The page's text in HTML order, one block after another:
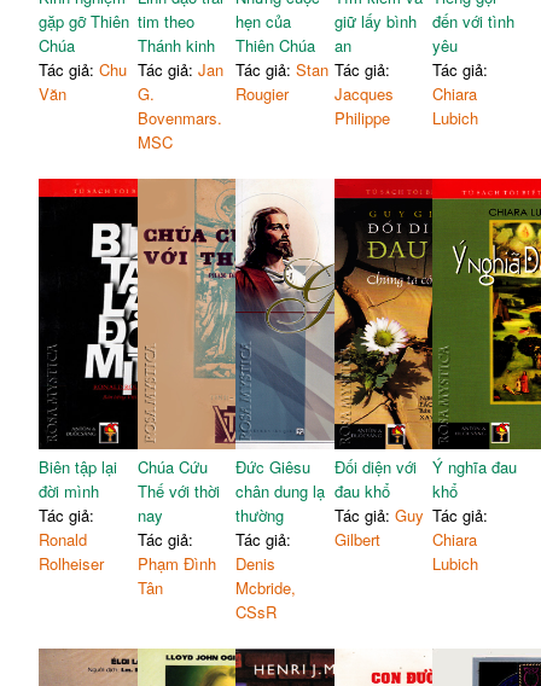
gặp gỡ Thiên
Chúa
Tác giả:Chu
Văn
tim theo
Thánh kinh
Tác giả: Jan
G.
Bovenmars.
MSC
hẹn của
Thiên Chúa
Tác giả:Stan
Rougier
giữ lấy bình
an
Tác giả:
Jacques
Philippe
đến với tình
yêu
Tác giả:
Chiara
Lubich
Biên tập lại
đời mình
Tác giả:
Ronald
Rolheiser
Chúa Cứu
Thế với thời
nay
Tác giả:
Phạm Đình
Tân
Đức Giêsu
chân dung lạ
thường
Tác giả:
Denis
Mcbride,
CSsR
Đối diện với
đau khổ
Tác giả: Guy
Gilbert
Ý nghĩa đau
khổ
Tác giả:
Chiara
Lubich